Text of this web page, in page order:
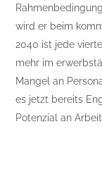
wird er beim
2040 ist jede
mehr im
Mangel an
es jetzt bereits
Potenzial an